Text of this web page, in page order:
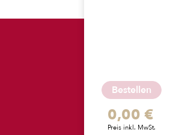
Bestellen
0,00 €
Preis inkl. MwSt.